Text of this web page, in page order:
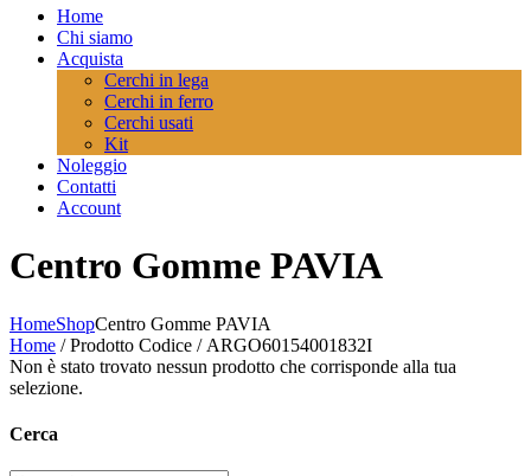
Home
Chi siamo
Acquista
Cerchi in lega
Cerchi in ferro
Cerchi usati
Kit
Noleggio
Contatti
Account
Centro Gomme PAVIA
HomeShopCentro Gomme PAVIA
Home / Prodotto Codice / ARGO60154001832I
Non è stato trovato nessun prodotto che corrisponde alla tua
selezione.
Cerca